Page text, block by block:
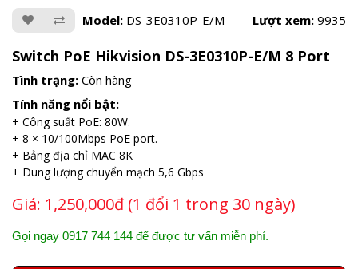
Model: DS-3E0310P-E/M Lượt xem: 9935
Switch PoE Hikvision DS-3E0310P-E/M 8 Port
Tình trạng: Còn hàng
Tính năng nổi bật:
+ Công suất PoE: 80W.
+ 8 × 10/100Mbps PoE port.
+ Bảng địa chỉ MAC 8K
+ Dung lượng chuyển mạch 5,6 Gbps
Giá: 1,250,000đ (1 đổi 1 trong 30 ngày)
Gọi ngay 0917 744 144 để được tư vấn miễn phí.